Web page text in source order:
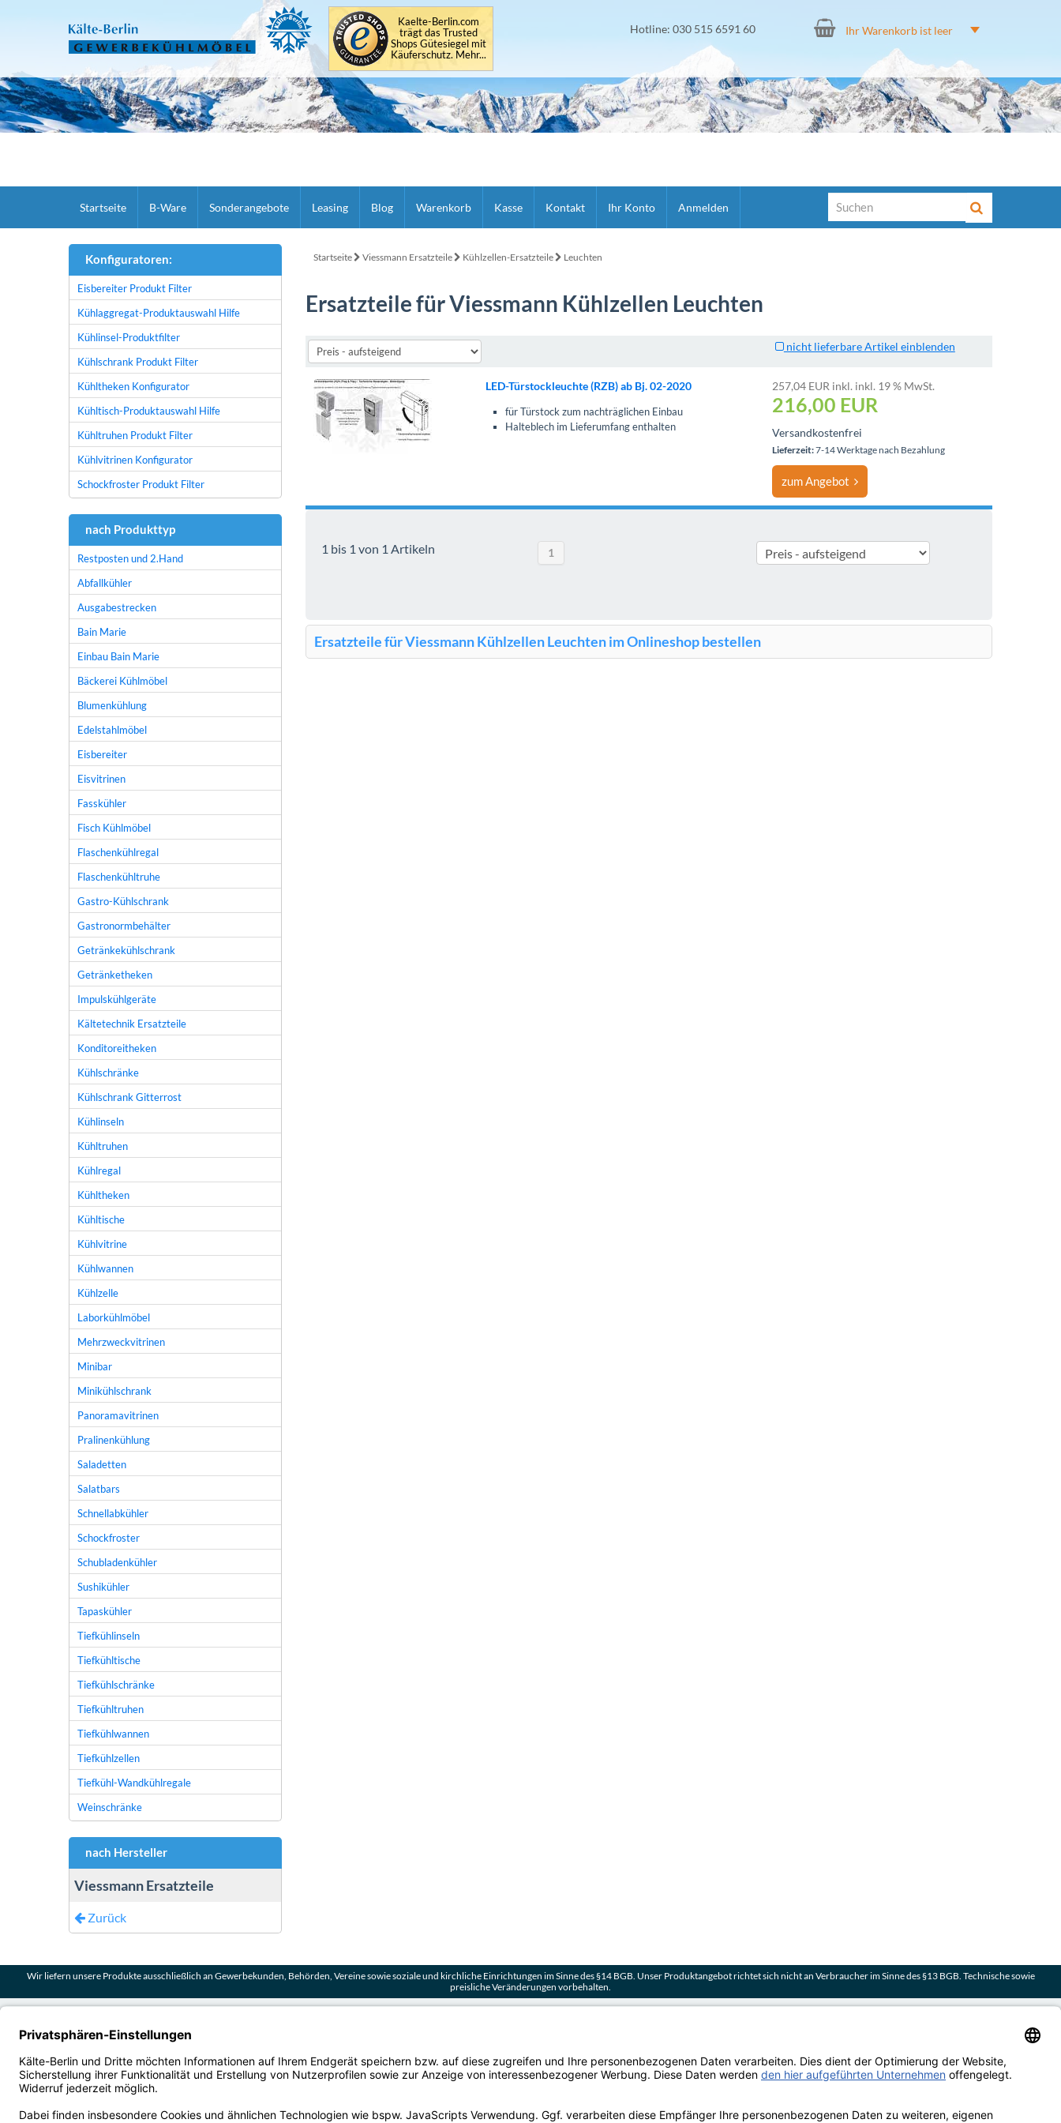
Kaelte-Berlin.com
trägt das Trusted
Shops Gütesiegel mit
Käuferschutz. Mehr...
Hotline: 030 515 6591 60 Ihr Warenkorb ist leer
Startseite B-Ware Sonderangebote Leasing Blog Warenkorb Kasse Kontakt Ihr Konto Anmelden
Startseite Viessmann Ersatzteile Kühlzellen-Ersatzteile Leuchten
Ersatzteile für Viessmann Kühlzellen Leuchten
nicht lieferbare Artikel einblenden
LED-Türstockleuchte (RZB) ab Bj. 02-2020
für Türstock zum nachträglichen Einbau
Halteblech im Lieferumfang enthalten
257,04 EUR inkl. inkl. 19 % MwSt.
216,00 EUR
Versandkostenfrei
Lieferzeit:7-14 Werktage nach Bezahlung
zum Angebot
1 bis 1 von 1 Artikeln 1
Ersatzteile für Viessmann Kühlzellen Leuchten im Onlineshop bestellen
Konfiguratoren:
Eisbereiter Produkt Filter
Kühlaggregat-Produktauswahl Hilfe
Kühlinsel-Produktfilter
Kühlschrank Produkt Filter
Kühltheken Konfigurator
Kühltisch-Produktauswahl Hilfe
Kühltruhen Produkt Filter
Kühlvitrinen Konfigurator
Schockfroster Produkt Filter
nach Produkttyp
Restposten und 2.Hand
Abfallkühler
Ausgabestrecken
Bain Marie
Einbau Bain Marie
Bäckerei Kühlmöbel
Blumenkühlung
Edelstahlmöbel
Eisbereiter
Eisvitrinen
Fasskühler
Fisch Kühlmöbel
Flaschenkühlregal
Flaschenkühltruhe
Gastro-Kühlschrank
Gastronormbehälter
Getränkekühlschrank
Getränketheken
Impulskühlgeräte
Kältetechnik Ersatzteile
Konditoreitheken
Kühlschränke
Kühlschrank Gitterrost
Kühlinseln
Kühltruhen
Kühlregal
Kühltheken
Kühltische
Kühlvitrine
Kühlwannen
Kühlzelle
Laborkühlmöbel
Mehrzweckvitrinen
Minibar
Minikühlschrank
Panoramavitrinen
Pralinenkühlung
Saladetten
Salatbars
Schnellabkühler
Schockfroster
Schubladenkühler
Sushikühler
Tapaskühler
Tiefkühlinseln
Tiefkühltische
Tiefkühlschränke
Tiefkühltruhen
Tiefkühlwannen
Tiefkühlzellen
Tiefkühl-Wandkühlregale
Weinschränke
nach Hersteller
Viessmann Ersatzteile
Zurück
Wir liefern unsere Produkte ausschließlich an Gewerbekunden, Behörden, Vereine sowie soziale und kirchliche Einrichtungen im Sinne des §14 BGB. Unser Produktangebot richtet sich nicht an Verbraucher im Sinne des §13 BGB. Technische sowie
preisliche Veränderungen vorbehalten.
Impressum
Kontakt
Liefer- und Versandkosten
Privatsphäre und Datenschutz
Fragen zur Planung einer Kühlzelle
Viessmann Kühlzelle Walk-In-Cooler
Zahlarten
PayPal | Rechnung | Kreditkarte | Vorkasse
Kundenbewertungen von Trusted Shops